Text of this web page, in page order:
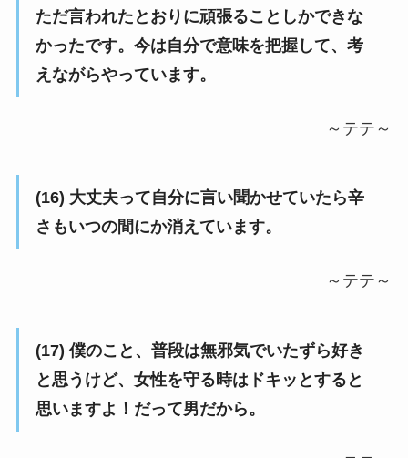
ただ言われたとおりに頑張ることしかできな
かったです。今は自分で意味を把握して、考
えながらやっています。
～テテ～
(16) 大丈夫って自分に言い聞かせていたら辛
さもいつの間にか消えています。
～テテ～
(17) 僕のこと、普段は無邪気でいたずら好き
と思うけど、女性を守る時はドキッとすると
思いますよ！だって男だから。